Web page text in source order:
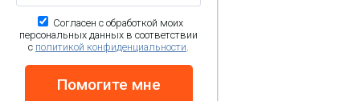
Согласен с обработкой моих
персональных данных в соответствии
с политикой конфиденциальности.
Помогите мне